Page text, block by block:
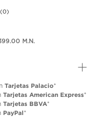
Sin
en
(0)
M.N.
Tarjetas Palacio*
Tarjetas American Express*
Tarjetas BBVA*
PayPal*